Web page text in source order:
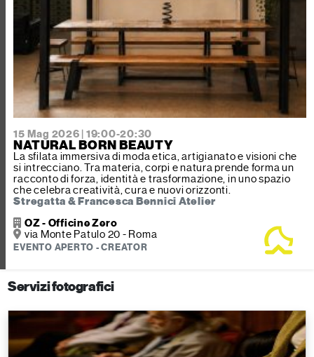
15 Mag 2026 | 19:00-20:30
NATURAL BORN BEAUTY
La sfilata immersiva di moda etica, artigianato e visioni che
si intrecciano. Tra materia, corpi e natura prende forma un
racconto di forza, identità e trasformazione, in uno spazio
che celebra creatività, cura e nuovi orizzonti.
Stregatta & Francesca Bennici Atelier
OZ - Officine Zero
via Monte Patulo 20 - Roma
EVENTO APERTO - CREATOR
Servizi fotografici